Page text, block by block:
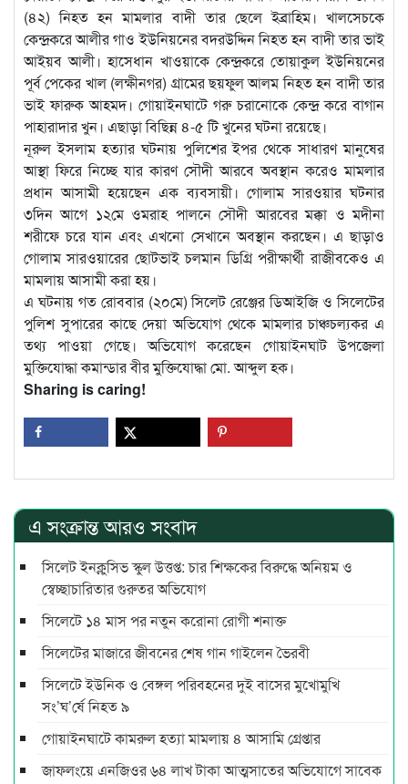
(৪২) নিহত হন মামলার বাদী তার ছেলে ইব্রাহিম। খালসেচকে
কেন্দ্রকরে আলীর গাও ইউনিয়নের বদরউদ্দিন নিহত হন বাদী তার ভাই
আইয়ব আলী। হাসেধান খাওয়াকে কেন্দ্রকরে তোয়াকুল ইউনিয়নের
পূর্ব পেকের খাল (লক্ষীনগর) গ্রামের ছয়ফুল আলম নিহত হন বাদী তার
ভাই ফারুক আহমদ। গোয়াইনঘাটে গরু চরানোকে কেন্দ্র করে বাগান
পাহারাদার খুন। এছাড়া বিছিন্ন ৪-৫ টি খুনের ঘটনা রয়েছে।
নূরুল ইসলাম হত্যার ঘটনায় পুলিশের ইপর থেকে সাধারণ মানুষের
আস্থা ফিরে নিচ্ছে যার কারণ সৌদী আরবে অবস্থান করেও মামলার
প্রধান আসামী হয়েছেন এক ব্যবসায়ী। গোলাম সারওয়ার ঘটনার
৩দিন আগে ১২মে ওমরাহ পালনে সৌদী আরবের মক্কা ও মদীনা
শরীফে চরে যান এবং এখনো সেখানে অবস্থান করছেন। এ ছাড়াও
গোলাম সারওয়ারের ছোটভাই চলমান ডিগ্রি পরীক্ষার্থী রাজীবকেও এ
মামলায় আসামী করা হয়।
এ ঘটনায় গত রোববার (২০মে) সিলেট রেঞ্জের ডিআইজি ও সিলেটের
পুলিশ সুপারের কাছে দেয়া অভিযোগ থেকে মামলার চাঞ্চচল্যকর এ
তথ্য পাওয়া গেছে। অভিযোগ করেছেন গোয়াইনঘাট উপজেলা
মুক্তিযোদ্ধা কমান্ডার বীর মুক্তিযোদ্ধা মো. আব্দুল হক।
Sharing is caring!
এ সংক্রান্ত আরও সংবাদ
সিলেট ইনক্লুসিভ স্কুল উত্তপ্ত: চার শিক্ষকের বিরুদ্ধে অনিয়ম ও
স্বেচ্ছাচারিতার গুরুতর অভিযোগ
সিলেটে ১৪ মাস পর নতুন করোনা রোগী শনাক্ত
সিলেটের মাজারে জীবনের শেষ গান গাইলেন ভৈরবী
সিলেটে ইউনিক ও বেঙ্গল পরিবহনের দুই বাসের মুখোমুখি
সং’ঘ’র্ষে নিহত ৯
গোয়াইনঘাটে কামরুল হত্যা মামলায় ৪ আসামি গ্রেপ্তার
জাফলংয়ে এনজিওর ৬৪ লাখ টাকা আত্মসাতের অভিযোগে সাবেক